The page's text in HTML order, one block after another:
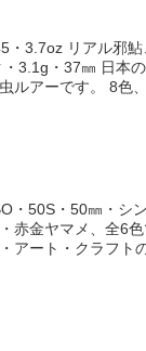
・3.7oz リアル邪鮎
3.1g・37㎜ 日本
ルアーです。 8色
・50S・50㎜・シ
赤金ヤマメ、全6
アート・クラフト